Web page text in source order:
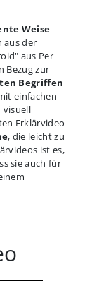
Weise
aus der
aus Per
Bezug zur
Begriffen
einfachen
visuell
Erklärvideo
, die leicht zu
ist es,
sie auch für